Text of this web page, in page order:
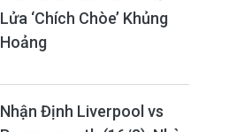
Lửa ‘Chích Chòe’ Khủng
Hoảng
Nhận Định Liverpool vs